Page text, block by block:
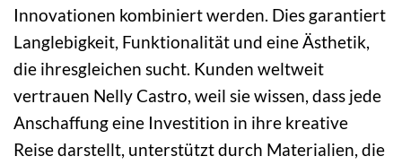
Innovationen kombiniert werden. Dies garantiert
Langlebigkeit, Funktionalität und eine Ästhetik,
die ihresgleichen sucht. Kunden weltweit
vertrauen Nelly Castro, weil sie wissen, dass jede
Anschaffung eine Investition in ihre kreative
Reise darstellt, unterstützt durch Materialien, die